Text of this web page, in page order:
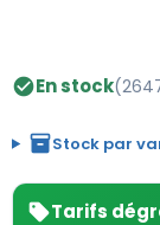
check_circleEn stock
inventory_2Stock par
sellTarifs